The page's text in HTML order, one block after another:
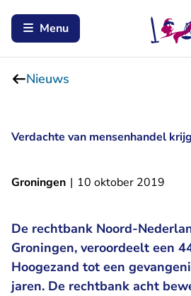
Menu
Nieuws
Verdachte van mensenhandel
Groningen | 10 oktober 2019
De rechtbank Noord-
Groningen, veroordeelt een
Hoogezand tot een
jaren. De rechtbank acht